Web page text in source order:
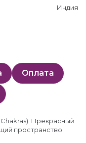
Индия
Оплата
Прекрасный
пространство.